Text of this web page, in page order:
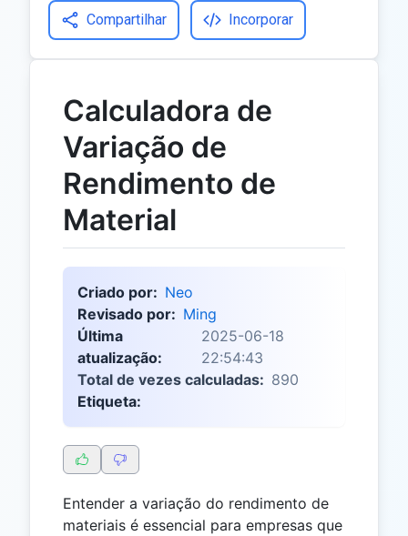
Compartilhar Incorporar
Calculadora de
Variação de
Rendimento de
Material
Criado por: Neo
Revisado por: Ming
Última
atualização:
2025-06-18
22:54:43
Total de vezes calculadas: 890
Etiqueta:
Entender a variação do rendimento de
materiais é essencial para empresas que